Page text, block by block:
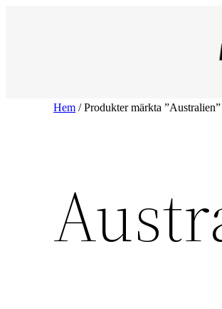
Hem / Produkter märkta ”Australien”